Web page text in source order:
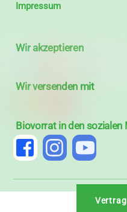
Impressum
Wir akzeptieren
Wir versenden mit
Biovorrat in den sozialen